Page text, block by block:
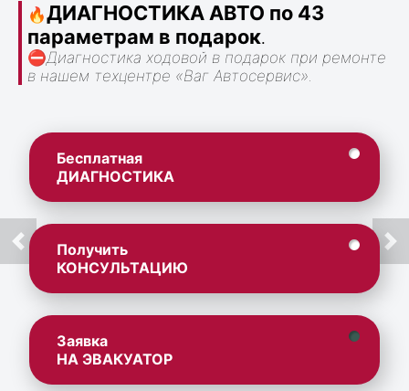
🔥ДИАГНОСТИКА АВТО по 43
параметрам в подарок.
⛔Диагностика ходовой в подарок при ремонте
в нашем техцентре «Ваг Автосервис».
Бесплатная
ДИАГНОСТИКА
Получить
КОНСУЛЬТАЦИЮ
Заявка
НА ЭВАКУАТОР